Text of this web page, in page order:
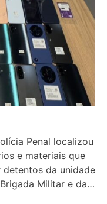
Penal localizou
e materiais que
da unidade
Militar e da…